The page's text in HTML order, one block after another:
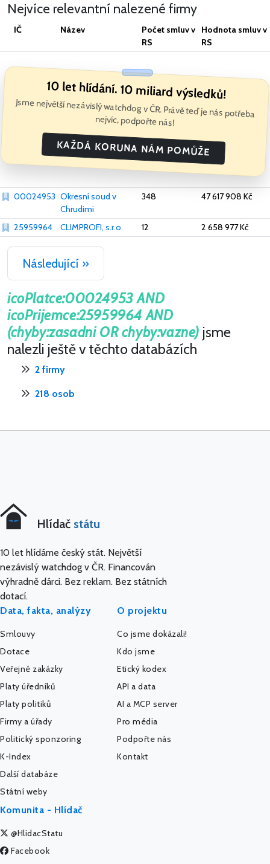
Nejvíce relevantní nalezené firmy
IČ Název
Počet smluv v
RS
Hodnota smluv v
RS
10 let hlídání. 10 miliard výsledků!
Jsme největší nezávislý watchdog v ČR. Právě teď je nás potřeba
nejvíc, podpořte nás!
KAŽDÁ KORUNA NÁM POMŮŽE
00024953 Okresní soud v
Chrudimi
348 47 617 908 Kč
25959964 CLIMPROFI, s.r.o. 12 2 658 977 Kč
Následující »
icoPlatce:00024953 AND
icoPrijemce:25959964 AND
(chyby:zasadni OR chyby:vazne) jsme
nalezli ještě v těchto databázích
2 firmy
218 osob
Hlídač státu
10 let hlídáme český stát. Největší
nezávislý watchdog v ČR. Financován
výhradně dárci. Bez reklam. Bez státních
dotací.
Data, fakta, analýzy
Smlouvy
Dotace
Veřejné zakázky
Platy úředníků
Platy politiků
Firmy a úřady
Politický sponzoring
K-Index
Další databáze
Státní weby
O projektu
Co jsme dokázali!
Kdo jsme
Etický kodex
API a data
AI a MCP server
Pro média
Podpořte nás
Kontakt
Komunita - Hlídač
@HlidacStatu
Facebook